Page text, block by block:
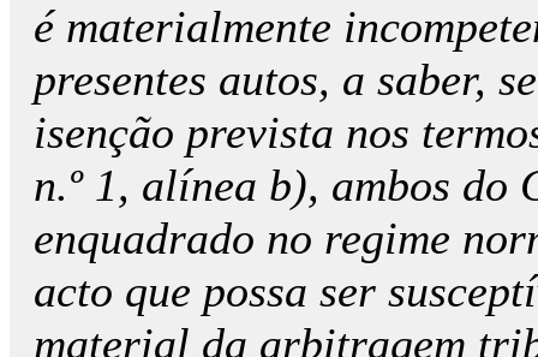
é materialmente
presentes autos, a saber,
isenção prevista nos
n.º 1, alínea b), ambos do
enquadrado no regime
acto que possa ser
material da arbitragem